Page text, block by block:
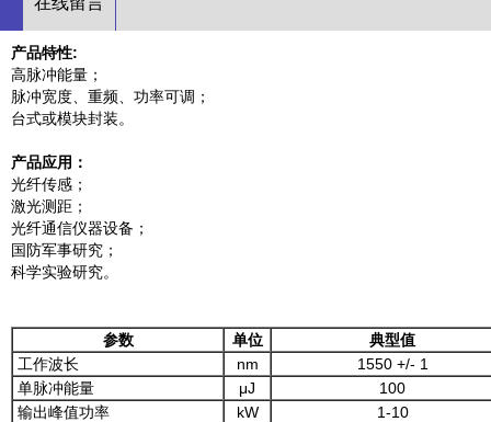
产品特性:
高脉冲能量；
脉冲宽度、重频、功率可调；
台式或模块封装。
产品应用：
光纤传感；
激光测距；
光纤通信仪器设备；
国防军事研究；
科学实验研究。
参数 单位
典型值
工作波长
nm
1550 +/- 1
单脉冲能量
μJ
100
输出峰值功率
kW
1-10